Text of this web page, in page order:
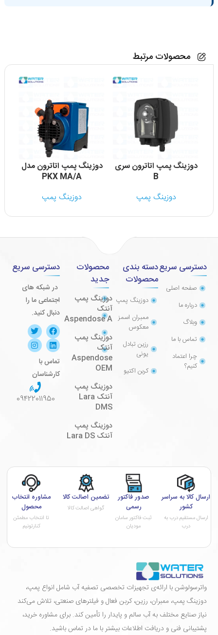
محصولات مرتبط
دوزینگ پمپ اتاترون سری
B
دوزینگ پمپ
دوزینگ پمپ اتاترون مدل
PKX MA/A
دوزینگ پمپ
دسترسی سریع
صفحه اصلی
درباره ما
وبلاگ
تماس با ما
چرا اعتماد
کنیم؟
دسته بندی
محصولات
دوزینگ پمپ
ممبران اسمز
معکوس
رزین تبادل
یونی
کربن اکتیو
محصولات
جدید
دوزینگ پمپ
آنتک
Aspendose A
دوزینگ پمپ
آنتک
Aspendose
OEM
دوزینگ پمپ
آنتک Lara
DMS
دوزینگ پمپ
آنتک Lara DS
دسترسی سریع
در شبکه های
اجتماعی ما را
دنبال کنید.
تماس با
کارشناسان
09422011950
ارسال کالا به سراسر
کشور
ارسال مستقیم درب به
درب
صدور فاکتور
رسمی
ثبت فاکتور سامان
مودیان
تضمین اصالت کالا
گواهی اصالت کالا
مشاوره انتخاب
محصول
تا انتخاب مطمئن
کنارتونیم
واترسولوشن با ارائه‌ی تجهیزات تخصصی تصفیه آب شامل انواع پمپ،
دوزینگ پمپ، ممبران، رزین، کربن فعال و فیلترهای صنعتی، تلاش می‌کند
نیاز صنایع مختلف به آب سالم و پایدار را تأمین کند. برای مشاوره خرید،
پشتیبانی فنی و دریافت اطلاعات بیشتر با ما در تماس باشید.